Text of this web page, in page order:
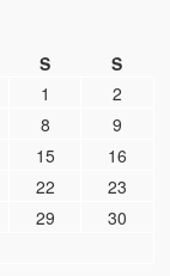
S
S
1
2
8
9
15
16
22
23
29
30